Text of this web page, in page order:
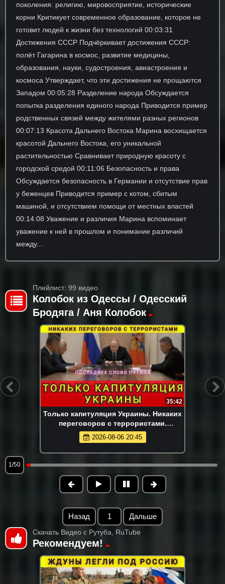
поколения: религию, мировосприятие, исторические
корни Критикует современное образование, которое не
готовит людей к жизни без технологий 00:03:31
Достижения СССР Подчёркивает достижения СССР:
полёт Гагарина в космос, развитие медицины,
образования, науки, судостроения, авиастроения и
космоса Утверждает, что эти достижения не прощаются
Западом 00:05:28 Разделение народа Обсуждается
попытка разделения единого народа Приводится пример
родственных связей между жителями разных регионов
00:07:13 Красота Дальнего Востока Марина восхищается
красотой Дальнего Востока, его уникальной
растительностью Сравнивает природную красоту с
городской средой 00:11:06 Безопасность и права
Обсуждается безопасность в Германии и отсутствие прав
у беженцев Приводится пример с котом, сбитым
машиной, и отсутствием помощи от местных властей
00:14:08 Уважение и различия Марина вспоминает
уважение к ней в прошлом и понимание различий
между...
Плейлист: 99 видео
Колобок из Одессы / Одесский
Бродяга / Аня Колобок
35:42
Только капитуляция Украины. Никаких
переговоров с террористами.
Последнее слово Путина. Колобок
2026-08-06 20:45
1/50
Назад 1 Дальше
Скачать Видео с Рутуба, RuTube
Рекомендуем!